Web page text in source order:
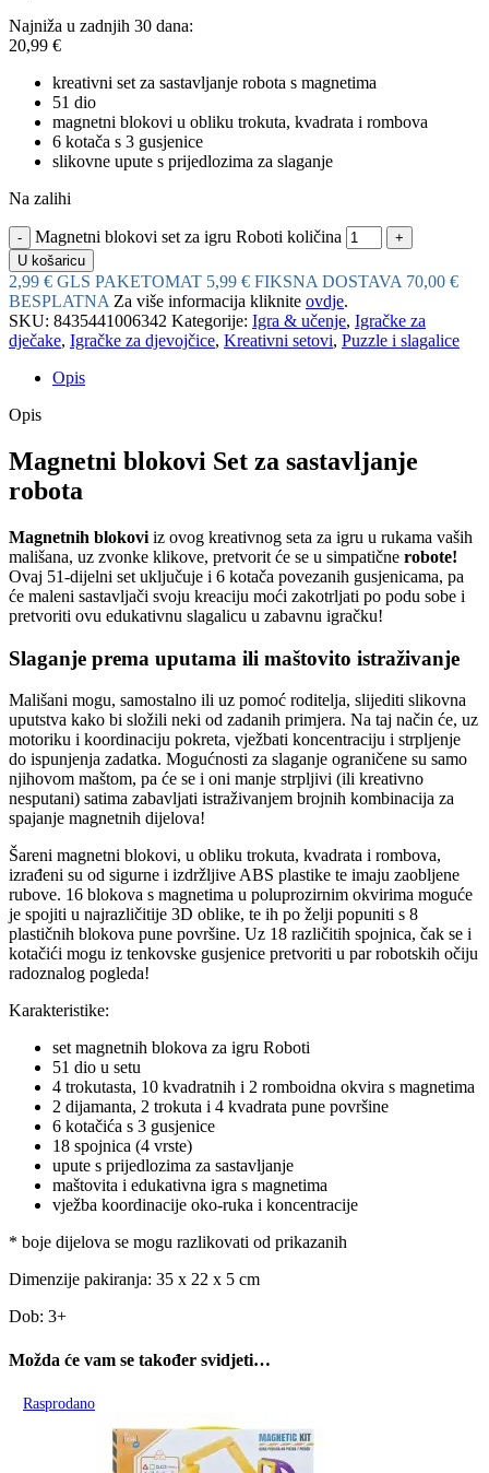
Najniža u zadnjih 30 dana:
20,99 €
kreativni set za sastavljanje robota s magnetima
51 dio
magnetni blokovi u obliku trokuta, kvadrata i rombova
6 kotača s 3 gusjenice
slikovne upute s prijedlozima za slaganje
Na zalihi
Magnetni blokovi set za igru Roboti količina
U košaricu
2,99 € GLS PAKETOMAT 5,99 € FIKSNA DOSTAVA 70,00 €
BESPLATNA Za više informacija kliknite ovdje.
SKU: 8435441006342 Kategorije: Igra & učenje, Igračke za
dječake, Igračke za djevojčice, Kreativni setovi, Puzzle i slagalice
Opis
Opis
Magnetni blokovi Set za sastavljanje
robota
Magnetnih blokovi iz ovog kreativnog seta za igru u rukama vaših
mališana, uz zvonke klikove, pretvorit će se u simpatične robote!
Ovaj 51-dijelni set uključuje i 6 kotača povezanih gusjenicama, pa
će maleni sastavljači svoju kreaciju moći zakotrljati po podu sobe i
pretvoriti ovu edukativnu slagalicu u zabavnu igračku!
Slaganje prema uputama ili maštovito istraživanje
Mališani mogu, samostalno ili uz pomoć roditelja, slijediti slikovna
uputstva kako bi složili neki od zadanih primjera. Na taj način će, uz
motoriku i koordinaciju pokreta, vježbati koncentraciju i strpljenje
do ispunjenja zadatka. Mogućnosti za slaganje ograničene su samo
njihovom maštom, pa će se i oni manje strpljivi (ili kreativno
nesputani) satima zabavljati istraživanjem brojnih kombinacija za
spajanje magnetnih dijelova!
Šareni magnetni blokovi, u obliku trokuta, kvadrata i rombova,
izrađeni su od sigurne i izdržljive ABS plastike te imaju zaobljene
rubove. 16 blokova s magnetima u poluprozirnim okvirima moguće
je spojiti u najrazličitije 3D oblike, te ih po želji popuniti s 8
plastičnih blokova pune površine. Uz 18 različitih spojnica, čak se i
kotačići mogu iz tenkovske gusjenice pretvoriti u par robotskih očiju
radoznalog pogleda!
Karakteristike:
set magnetnih blokova za igru Roboti
51 dio u setu
4 trokutasta, 10 kvadratnih i 2 romboidna okvira s magnetima
2 dijamanta, 2 trokuta i 4 kvadrata pune površine
6 kotačića s 3 gusjenice
18 spojnica (4 vrste)
upute s prijedlozima za sastavljanje
maštovita i edukativna igra s magnetima
vježba koordinacije oko-ruka i koncentracije
* boje dijelova se mogu razlikovati od prikazanih
Dimenzije pakiranja: 35 x 22 x 5 cm
Dob: 3+
Možda će vam se također svidjeti…
Rasprodano